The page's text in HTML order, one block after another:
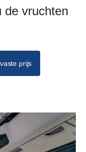
de vruchten
prijs